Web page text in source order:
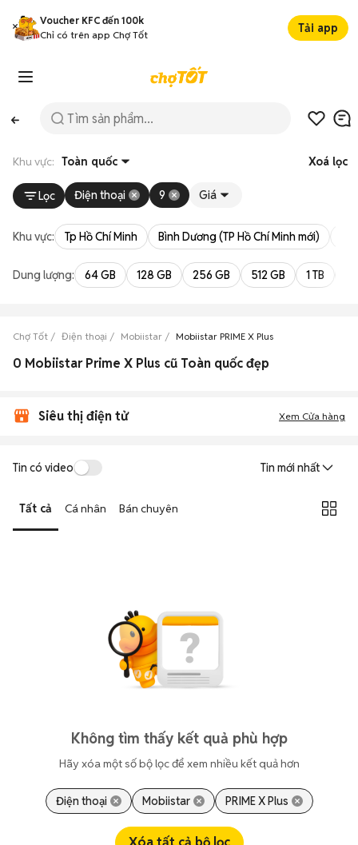
Voucher KFC đến 100k
Chỉ có trên app Chợ Tốt
Tải app
Khu vực: Toàn quốc Xoá lọc
Lọc Điện thoại 9 Giá
Khu vực: Tp Hồ Chí Minh Bình Dương (TP Hồ Chí Minh mới)
Dung lượng: 64 GB 128 GB 256 GB 512 GB 1 TB
Chợ Tốt Điện thoại Mobiistar Mobiistar PRIME X Plus
0 Mobiistar Prime X Plus cũ Toàn quốc đẹp
Siêu thị điện tử Xem Cửa hàng
Tin có video Tin mới nhất
Tất cả Cá nhân Bán chuyên
Không tìm thấy kết quả phù hợp
Hãy xóa một số bộ lọc để xem nhiều kết quả hơn
Điện thoại Mobiistar PRIME X Plus